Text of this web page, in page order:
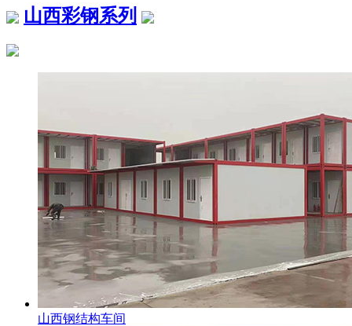
山西彩钢系列
山西钢结构车间